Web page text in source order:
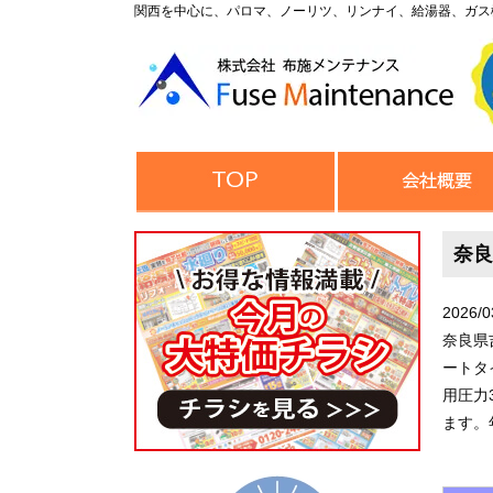
関西を中心に、パロマ、ノーリツ、リンナイ、給湯器、ガ
奈
2026/
奈良県
ート
用圧
ます